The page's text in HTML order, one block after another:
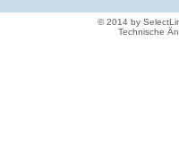
© 2014 by
Technische